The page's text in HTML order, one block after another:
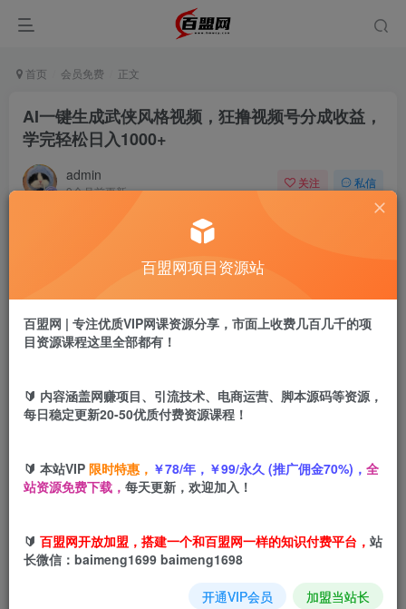
首页 会员免费 正文
AI一键生成武侠风格视频，狂撸视频号分成收益，
学完轻松日入1000+
admin
9个月前更新
关注 私信
盟币 9.9
立即购买
这个项目就是利用AI工具生成目前很火的武侠/玄幻类中视
频，此工具完全免费，不需要任何成本，生成的视频画风精
百盟网项目资源站
百盟网 | 专注优质VIP网课资源分享，市面上收费几百几千的项
目资源课程这里全部都有！
🔰 内容涵盖网赚项目、引流技术、电商运营、脚本源码等资源，
每日稳定更新20-50优质付费资源课程！
🔰 本站VIP 限时特惠， ￥78/年，￥99/永久 (推广佣金70%)， 全
站资源免费下载， 每天更新，欢迎加入！
🔰 百盟网开放加盟，搭建一个和百盟网一样的知识付费平台， 站
长微信：baimeng1699 baimeng1698
开通VIP会员 加盟当站长